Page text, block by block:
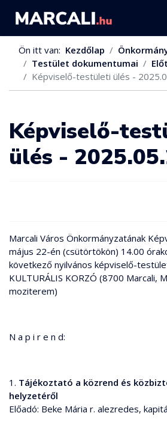
Ön itt van: Kezdőlap
Testület dokumentumai
Képviselő-testületi ülés -
Képviselő-
ülés -
Marcali Város Önkormányzatának
május 22-én (csütörtökön) 14.00
következő nyilvános képviselő-
KULTURÁLIS KORZÓ (8700 Marcali,
moziterem)
N a p i r e n d:
1. Tájékoztató a közrend és
helyzetéről
Előadó: Beke Mária r. alezredes,